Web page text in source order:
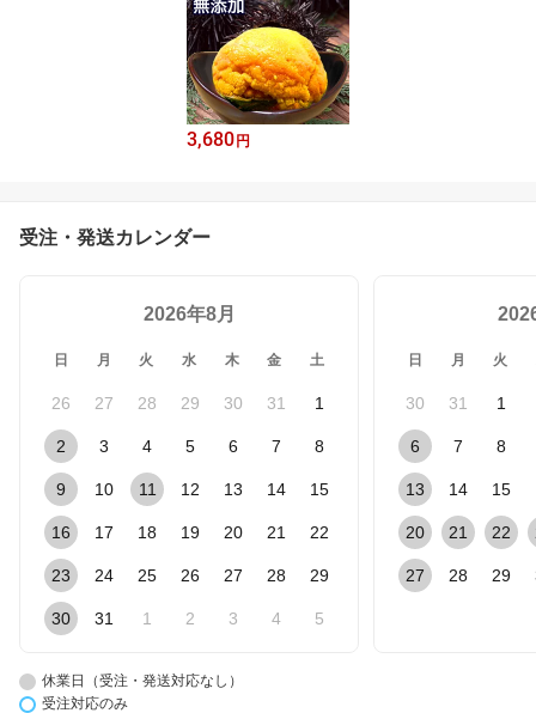
3,680 円
受注・発送カレンダー
2026年8月
日 月 火 水 木 金 土
26 27 28 29 30 31 1
2 3 4 5 6 7 8
9 10 11 12 13 14 15
16 17 18 19 20 21 22
23 24 25 26 27 28 29
30 31 1 2 3 4 5
日 月 火
30 31 1
6 7 8
13 14 15
20 21 22
27 28 29
休業日（受注・発送対応なし）
受注対応のみ